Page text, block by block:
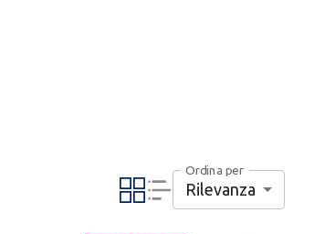
Ordina per
Rilevanza